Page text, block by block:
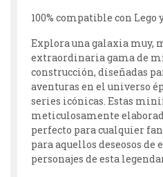
100% compatible con Lego
Explora una galaxia muy,
extraordinaria gama de
construcción, diseñadas
aventuras en el universo
series icónicas. Estas
meticulosamente
perfecto para cualquier
para aquellos deseosos de
personajes de esta